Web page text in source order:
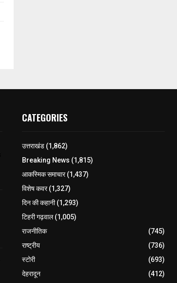
CATEGORIES
उत्तराखंड(1,862)
Breaking News (1,815)
आकस्मिक समाचार(1,437)
विशेष कवर(1,327)
दिन की कहानी(1,293)
टिहरी गढ़वाल(1,005)
राजनीतिक
(745)
राष्ट्रीय
(736)
स्टोरी
(693)
देहरादून
(412)